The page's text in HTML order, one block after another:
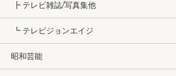
┣ テレビ雑誌/写真集他
┗ テレビジョンエイジ
昭和芸能